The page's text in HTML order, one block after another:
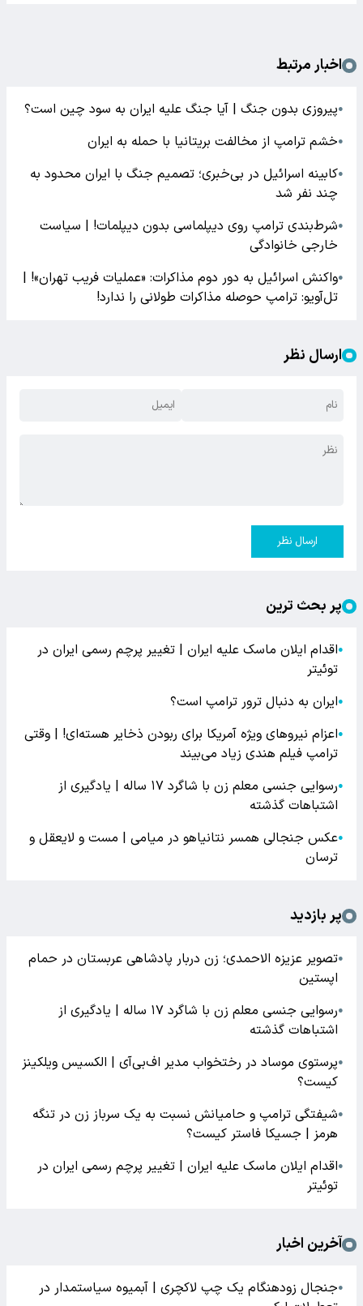
اخبار مرتبط
●پیروزی بدون جنگ | آیا جنگ علیه ایران به سود چین است؟
●خشم ترامپ از مخالفت بریتانیا با حمله به ایران
●کابینه اسرائیل در بی‌خبری؛ تصمیم جنگ با ایران محدود به
چند نفر شد
●شرط‌بندی ترامپ روی دیپلماسی بدون دیپلمات! | سیاست
خارجی خانوادگی
●واکنش اسرائیل به دور دوم مذاکرات: «عملیات فریب تهران»! |
تل‌آویو: ترامپ حوصله مذاکرات طولانی را ندارد!
ارسال نظر
ارسال نظر
پر بحث ترین
●اقدام ایلان ماسک علیه ایران | تغییر پرچم رسمی ایران در
توئیتر
●ایران به دنبال ترور ترامپ است؟
●اعزام نیروهای ویژه آمریکا برای ربودن ذخایر هسته‌ای! | وقتی
ترامپ فیلم هندی زیاد می‌بیند
●
رسوایی جنسی معلم زن با شاگرد ۱۷ ساله | یادگیری از
اشتباهات گذشته
●عکس جنجالی همسر نتانیاهو در میامی | مست و لایعقل و
ترسان
پر بازدید
●تصویر عزیزه الاحمدی؛ زن دربار پادشاهی عربستان در حمام
اپستین
●
رسوایی جنسی معلم زن با شاگرد ۱۷ ساله | یادگیری از
اشتباهات گذشته
●پرستوی موساد در رختخواب مدیر اف‌بی‌آی | الکسیس ویلکینز
کیست؟
●شیفتگی ترامپ و حامیانش نسبت به یک سرباز زن در تنگه
هرمز | جسیکا فاستر کیست؟
●اقدام ایلان ماسک علیه ایران | تغییر پرچم رسمی ایران در
توئیتر
آخرین اخبار
●جنجال زودهنگام یک چپ لاکچری | آبمیوه سیاستمدار در